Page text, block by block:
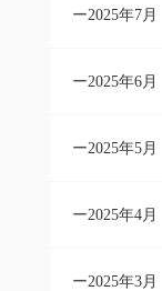
2025年7月
2025年6月
2025年5月
2025年4月
2025年3月